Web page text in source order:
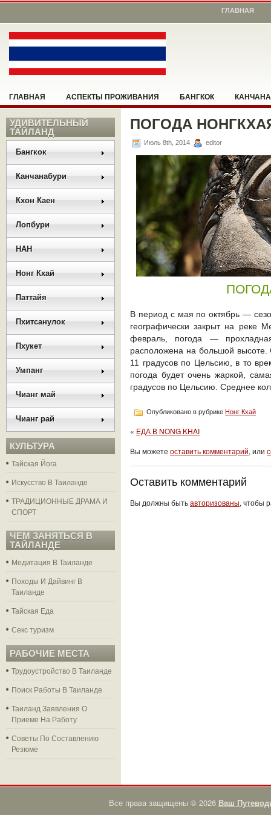
ГЛАВНАЯ
ГЛАВНАЯ АСПЕКТЫ ПРОЖИВАНИЯ БАНГКОК
НОНГ КХАЙ ПАТТАЙЯ ПОМОЖЕМ СООРИЕНТИРОВАТЬСЯ
РАЗНОЕ РУКОВОДСТВО САНГКХЛАБУРИ
УДИВИТЕЛЬНЫЙ
ТАЙЛАНД
Бангкок
Канчанабури
Кхон Каен
Лопбури
НАН
Нонг Кхай
Паттайя
Пхитсанулок
Пхукет
Умпанг
Чианг май
Чианг рай
КУЛЬТУРА
Тайская Йога
Искусство В Таиланде
ТРАДИЦИОННЫЕ ДРАМА И
СПОРТ
ЧЕМ ЗАНЯТЬСЯ В
ТАЙЛАНДЕ
Медитация В Таиланде
Походы И Дайвинг В
Таиланде
Тайская Еда
Секс туризм
РАБОЧИЕ МЕСТА
Трудоустройство В Таиланде
Поиск Работы В Таиланде
Таиланд Заявления О
Приеме На Работу
Советы По Составлению
Резюме
ПОГОДА
Июль 8th, 2014 editor
В период с мая по октябрь —
географически закрыт на реке
февраль, погода —
расположена на большой
11 градусов по Цельсию, в то
погода будет очень жаркой,
градусов по Цельсию. Среднее
Опубликовано в рубрике Нонг Кхай
« ЕДА В NONG KHAI
Вы можете оставить комментарий, или
Оставить комментарий
Вы должны бытьавторизованы, чтобы
Все права защищены © 2026 Ваш